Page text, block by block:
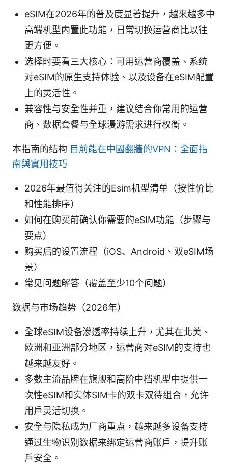
eSIM在2026年的普及度显著提升，越来越多中
高端机型内置此功能，日常切换运营商比以往
更方便。
选择时要看三大核心：可用运营商覆盖、系统
对eSIM的原生支持体验、以及设备在eSIM配置
上的灵活性。
兼容性与安全性并重，建议结合你常用的运营
商、数据套餐与全球漫游需求进行权衡。
本指南的结构 目前能在中國翻牆的VPN：全面指
南與實用技巧
2026年最值得关注的Esim机型清单（按性价比
和性能排序）
如何在购买前确认你需要的eSIM功能（步骤与
要点）
购买后的设置流程（iOS、Android、双eSIM场
景）
常见问题解答（覆盖至少10个问题）
数据与市场趋势（2026年）
全球eSIM设备渗透率持续上升，尤其在北美、
欧洲和亚洲部分地区，运营商对eSIM的支持也
越来越友好。
多数主流品牌在旗舰和高阶中档机型中提供一
次性eSIM和实体SIM卡的双卡双待组合，允许
用户灵活切换。
安全与隐私成为厂商重点，越来越多设备支持
通过生物识别数据来绑定运营商账户，提升账
户安全。